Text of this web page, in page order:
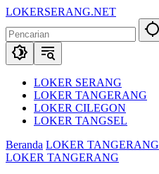
Langsung
konten
LOKERSERANG.NET
Lowongan
Kerja
Serang
SekitarnyaLOKER SERANG
LOKER TANGERANG
LOKER CILEGON
LOKER TANGSEL
Beranda LOKER TANGERANG
LOKER TANGERANG